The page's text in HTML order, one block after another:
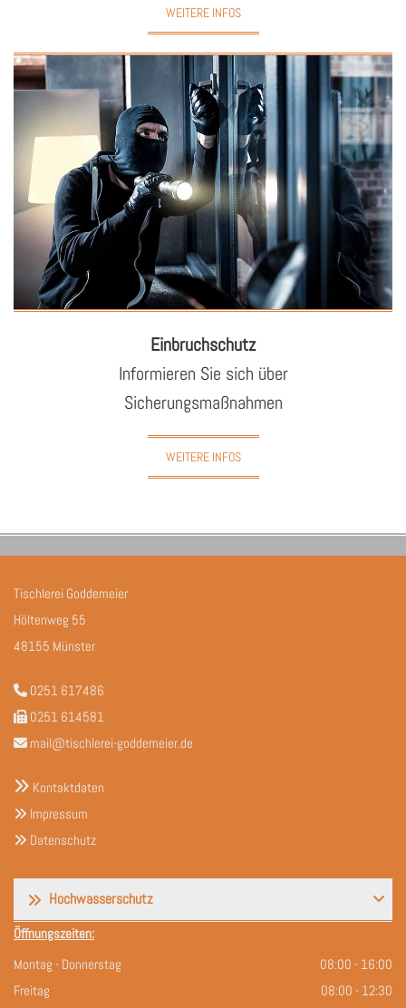
WEITERE INFOS
Ein­bruch­schutz
In­for­mie­ren Sie sich über
Si­che­rungs­maß­nah­men
WEITERE INFOS
Tischlerei Goddemeier
Höltenweg 55
48155 Münster
 0251 617486
 0251 614581
 mail@tischlerei-goddemeier.de
 Kontaktdaten
 Impressum
 Datenschutz
Hochwasserschutz
Öffnungszeiten:
Montag - Donnerstag
08:00 - 16:00
Freitag
08:00 - 12:30